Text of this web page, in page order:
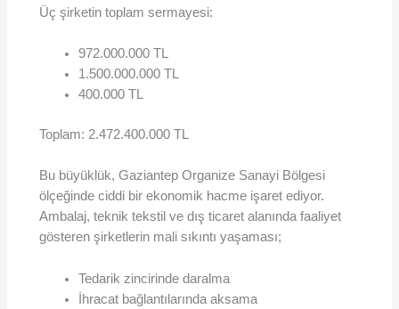
Üç şirketin toplam sermayesi:
972.000.000 TL
1.500.000.000 TL
400.000 TL
Toplam: 2.472.400.000 TL
Bu büyüklük, Gaziantep Organize Sanayi Bölgesi
ölçeğinde ciddi bir ekonomik hacme işaret ediyor.
Ambalaj, teknik tekstil ve dış ticaret alanında faaliyet
gösteren şirketlerin mali sıkıntı yaşaması;
Tedarik zincirinde daralma
İhracat bağlantılarında aksama